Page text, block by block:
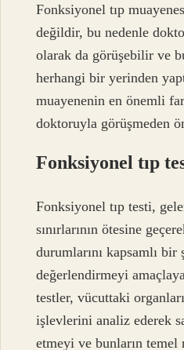
Fonksiyonel tıp
değildir, bu nedenle
olarak da görüşebilir ve
herhangi bir yerinden
muayenenin en önemli
doktoruyla görüşmeden
Fonksiyonel tıp
Fonksiyonel tıp testi,
sınırlarının ötesine
durumlarını kapsamlı bir
değerlendirmeyi
testler, vücuttaki
işlevlerini analiz ederek
etmeyi ve bunların temel